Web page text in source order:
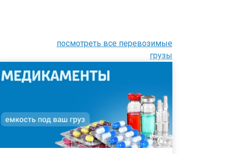
посмотреть все перевозимые
грузы